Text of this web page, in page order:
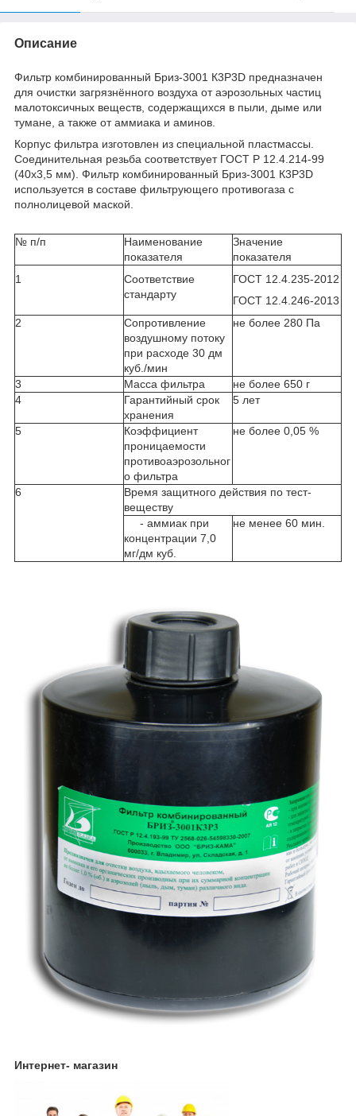
Описание
Фильтр комбинированный Бриз-3001 К3Р3D предназначен
для очистки загрязнённого воздуха от аэрозольных частиц
малотоксичных веществ, содержащихся в пыли, дыме или
тумане, а также от аммиака и аминов.
Корпус фильтра изготовлен из специальной пластмассы.
Соединительная резьба соответствует ГОСТ Р 12.4.214-99
(40х3,5 мм). Фильтр комбинированный Бриз-3001 К3P3D
используется в составе фильтрующего противогаза с
полнолицевой маской.
№ п/п
Наименование
показателя
Значение
показателя
1
Соответствие
стандарту
ГОСТ 12.4.235-2012
ГОСТ 12.4.246-2013
2
Сопротивление
воздушному потоку
при расходе 30 дм
куб./мин
не более 280 Па
3 Масса фильтра
не более 650 г
4
Гарантийный срок
хранения
5 лет
5
Коэффициент
проницаемости
противоаэрозольног
о фильтра
не более 0,05 %
6
Время защитного действия по тест-
веществу
- аммиак при
концентрации 7,0
мг/дм куб.
не менее 60 мин.
Интернет- магазин